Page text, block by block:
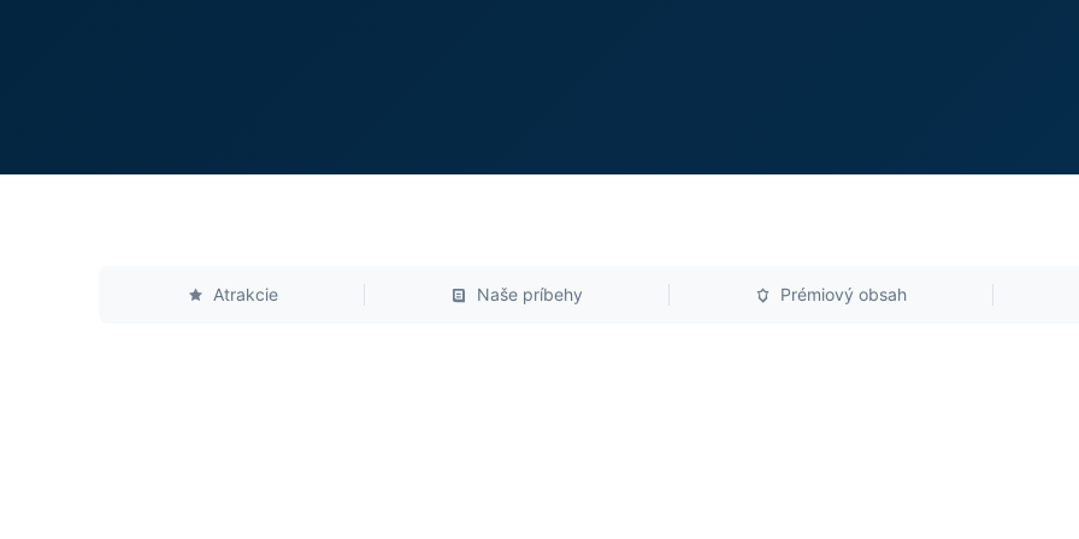
Atrakcie Naše príbehy Prémiový obsah